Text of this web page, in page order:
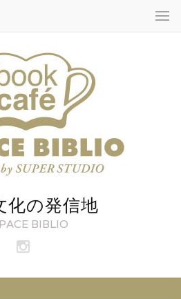
化の発信地
BIBLIO
ブ